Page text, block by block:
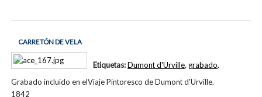
CARRETÓN DE VELA
Grabado incluido en elViaje Pintoresco de Dumont d'Urville.
1842
Etiquetas:Dumont d'Urville, grabado,